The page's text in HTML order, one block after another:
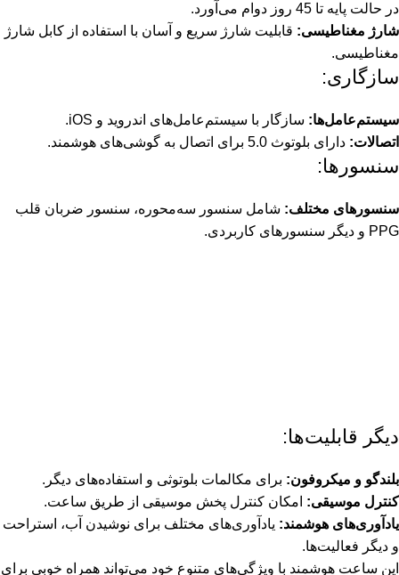
در حالت پایه تا 45 روز دوام می‌آورد.
شارژ مغناطیسی: قابلیت شارژ سریع و آسان با استفاده از کابل شارژ
مغناطیسی.
سازگاری:
سیستم‌عامل‌ها: سازگار با سیستم‌عامل‌های اندروید و iOS.
اتصالات: دارای بلوتوث 5.0 برای اتصال به گوشی‌های هوشمند.
سنسورها:
سنسورهای مختلف: شامل سنسور سه‌محوره، سنسور ضربان قلب
PPG و دیگر سنسورهای کاربردی.
دیگر قابلیت‌ها:
بلندگو و میکروفون: برای مکالمات بلوتوثی و استفاده‌های دیگر.
کنترل موسیقی: امکان کنترل پخش موسیقی از طریق ساعت.
یادآوری‌های هوشمند: یادآوری‌های مختلف برای نوشیدن آب، استراحت
و دیگر فعالیت‌ها.
این ساعت هوشمند با ویژگی‌های متنوع خود می‌تواند همراه خوبی برای